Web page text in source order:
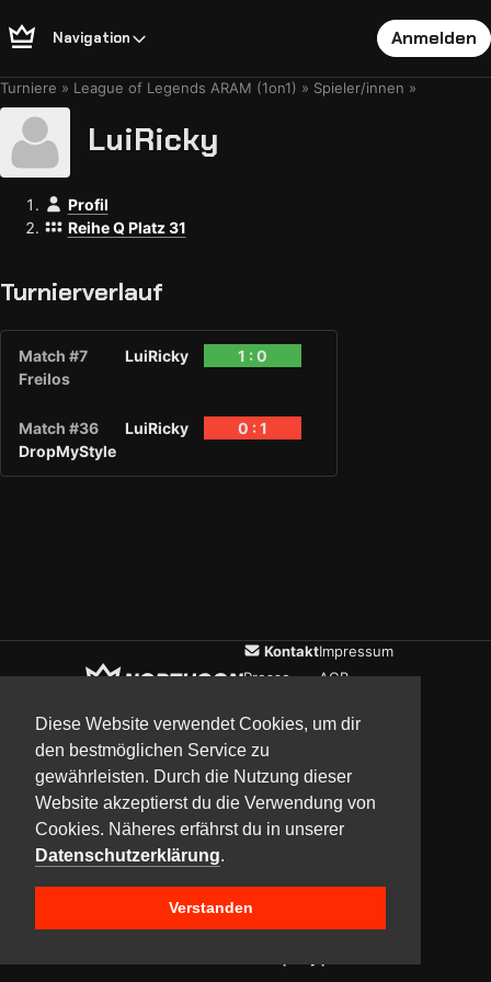
Diese Website verwendet Cookies, um dir
den bestmöglichen Service zu
gewährleisten. Durch die Nutzung dieser
Website akzeptierst du die Verwendung von
Cookies. Näheres erfährst du in unserer
Datenschutzerklärung.
Verstanden
Navigation Anmelden
Turniere League of Legends ARAM (1on1) Spieler/innen
LuiRicky
Profil
Reihe Q Platz 31
Turnierverlauf
Match #7 LuiRicky
1 : 0
Freilos
Match #36 LuiRicky
0 : 1
DropMyStyle
Kontakt
Presse
Impressum
AGB
UpdatesCommunityMedia